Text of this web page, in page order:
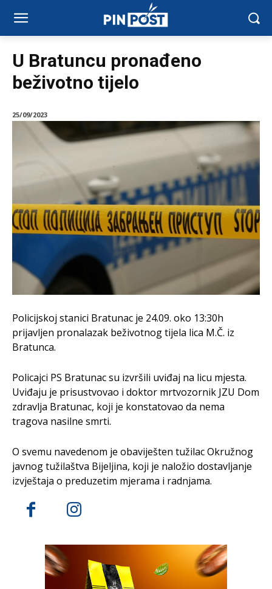
U Bratuncu pronađeno
beživotno tijelo
25/09/2023
Policijskoj stanici Bratunac je 24.09. oko 13:30h
prijavljen pronalazak beživotnog tijela lica M.Č. iz
Bratunca.
Policajci PS Bratunac su izvršili uviđaj na licu mjesta.
Uviđaju je prisustvovao i doktor mrtvozornik JZU Dom
zdravlja Bratunac, koji je konstatovao da nema
tragova nasilne smrti.
O svemu navedenom je obaviješten tužilac Okružnog
javnog tužilaštva Bijeljina, koji je naložio dostavljanje
izvještaja o preduzetim mjerama i radnjama.